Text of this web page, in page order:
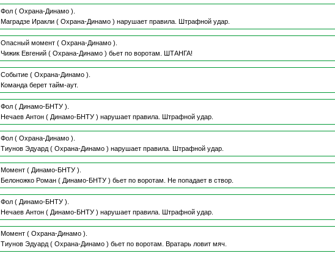
Фол ( Охрана-Динамо ).
Маградзе Иракли( Охрана-Динамо ) нарушает правила. Штрафной удар.
Опасный момент ( Охрана-Динамо ).
Чижик Евгений( Охрана-Динамо ) бьет по воротам. ШТАНГА!
Событие ( Охрана-Динамо ).
Команда берет тайм-аут.
Фол ( Динамо-БНТУ ).
Нечаев Антон( Динамо-БНТУ ) нарушает правила. Штрафной удар.
Фол ( Охрана-Динамо ).
Тиунов Эдуард( Охрана-Динамо ) нарушает правила. Штрафной удар.
Момент ( Динамо-БНТУ ).
Белоножко Роман( Динамо-БНТУ ) бьет по воротам. Не попадает в створ.
Фол ( Динамо-БНТУ ).
Нечаев Антон( Динамо-БНТУ ) нарушает правила. Штрафной удар.
Момент ( Охрана-Динамо ).
Тиунов Эдуард( Охрана-Динамо ) бьет по воротам. Вратарь ловит мяч.